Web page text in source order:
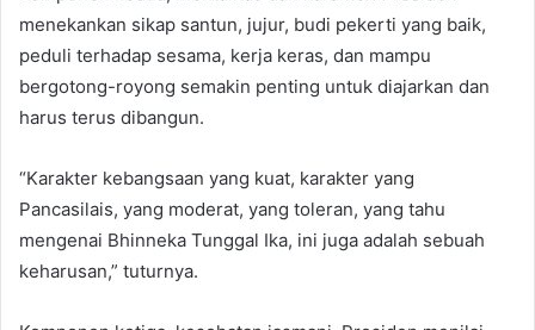
menekankan sikap santun, jujur, budi pekerti yang baik,
peduli terhadap sesama, kerja keras, dan mampu
bergotong-royong semakin penting untuk diajarkan dan
harus terus dibangun.
“Karakter kebangsaan yang kuat, karakter yang
Pancasilais, yang moderat, yang toleran, yang tahu
mengenai Bhinneka Tunggal Ika, ini juga adalah sebuah
keharusan,” tuturnya.